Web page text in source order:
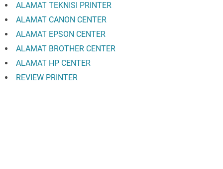
ALAMAT TEKNISI PRINTER
ALAMAT CANON CENTER
ALAMAT EPSON CENTER
ALAMAT BROTHER CENTER
ALAMAT HP CENTER
REVIEW PRINTER